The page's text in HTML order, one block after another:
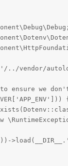
../vendor/
ensure we
{